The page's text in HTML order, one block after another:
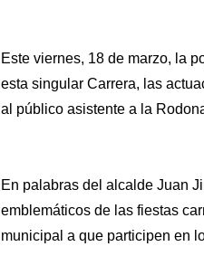
Este viernes, 18 de marzo, la
esta singular Carrera, las
al público asistente a la
En palabras del alcalde Juan
emblemáticos de las fiestas
municipal a que participen en